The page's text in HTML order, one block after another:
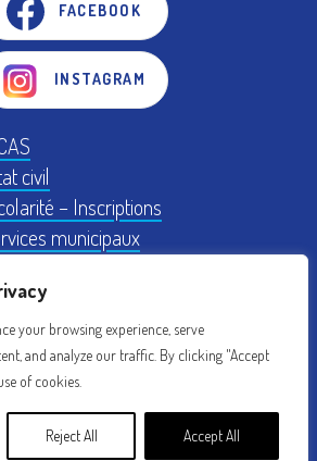
your browsing experience, serve
and analyze our traffic. By clicking "Accept
of cookies.
Reject All Accept All
FACEBOOK
INSTAGRAM
civil
– Inscriptions
municipaux
Local d'Urbanisme
Création : acti